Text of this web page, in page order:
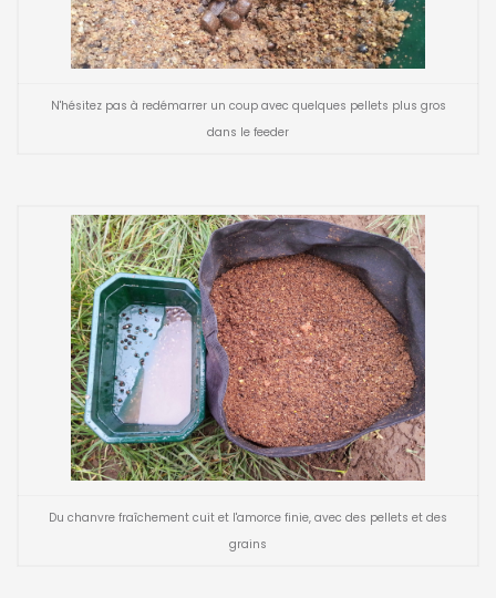
N'hésitez pas à redémarrer un coup avec quelques pellets plus gros
dans le feeder
Du chanvre fraîchement cuit et l'amorce finie, avec des pellets et des
grains